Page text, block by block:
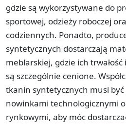
gdzie są wykorzystywane do
sportowej, odzieży roboczej
codziennych. Ponadto,
syntetycznych dostarczają
meblarskiej, gdzie ich trwałość
są szczególnie cenione.
tkanin syntetycznych musi być
nowinkami technologicznymi
rynkowymi, aby móc